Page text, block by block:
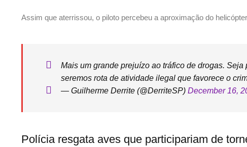
Assim que aterrissou, o piloto percebeu a aproximação do
Mais um grande prejuízo ao tráfico de drogas.
seremos rota de atividade ilegal que favorece o
— Guilherme Derrite (@DerriteSP) December 16,
Polícia resgata aves que participariam de